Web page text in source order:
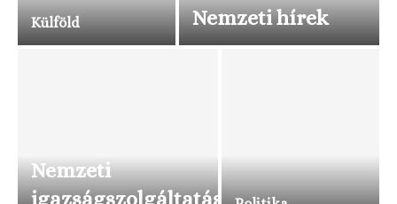
Külföld Nemzeti hírek
Nemzeti
igazságszolgáltatás